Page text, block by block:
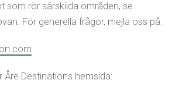
som rör särskilda områden, se
För generella frågor, mejla oss på:
Åre Destinations hemsida: